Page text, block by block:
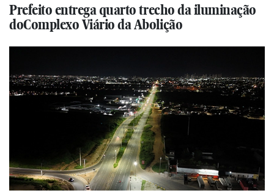
Prefeito entrega quarto trecho da iluminação
doComplexo Viário da Abolição